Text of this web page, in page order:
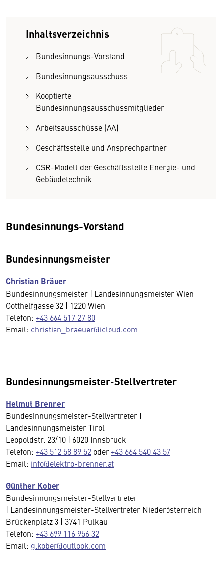
Inhaltsverzeichnis
Bundesinnungs-Vorstand
Bundesinnungsausschuss
Kooptierte
Bundesinnungsausschussmitglieder
Arbeitsausschüsse (AA)
Geschäftsstelle und Ansprechpartner
CSR-Modell der Geschäftsstelle Energie- und
Gebäudetechnik
Bundesinnungs-Vorstand
Bundesinnungsmeister
Christian Bräuer
Bundesinnungsmeister | Landesinnungsmeister Wien
Gotthelfgasse 32 | 1220 Wien
Telefon: +43 664 517 27 80
Email: christian_braeuer@icloud.com
Bundesinnungsmeister-Stellvertreter
Helmut Brenner
Bundesinnungsmeister-Stellvertreter |
Landesinnungsmeister Tirol
Leopoldstr. 23/10 | 6020 Innsbruck
Telefon: +43 512 58 89 52 oder+43 664 540 43 57
Email: info@elektro-brenner.at
Günther Kober
Bundesinnungsmeister-Stellvertreter
| Landesinnungsmeister-Stellvertreter Niederösterreich
Brückenplatz 3 | 3741 Pulkau
Telefon: +43 699 116 956 32
Email: g.kober@outlook.com